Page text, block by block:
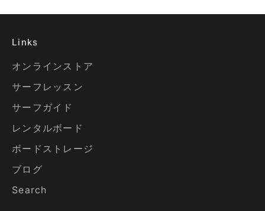
Links
オンラインストア
サーフレッスン
サーフガイド
レンタルボード
ボードストレージ
ブログ
Search